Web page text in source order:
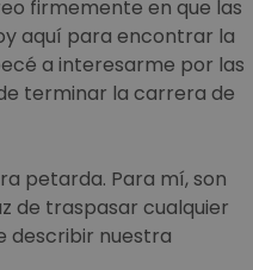
firmemente en que las
aquí para encontrar la
a interesarme por las
terminar la carrera de
petarda. Para mí, son
de traspasar cualquier
describir nuestra